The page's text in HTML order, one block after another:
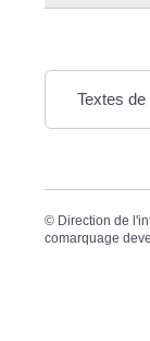
Textes
© Direction de
comarquage